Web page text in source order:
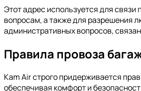
Этот адрес используется для
вопросам, а также для разрешения
административных вопросов,
Правила провоза
Kam Air строго придерживается
обеспечивая комфорт и